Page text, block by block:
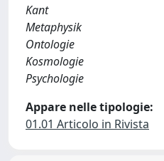
Kant
Metaphysik
Ontologie
Kosmologie
Psychologie
Appare nelle tipologie:
01.01 Articolo in Rivista